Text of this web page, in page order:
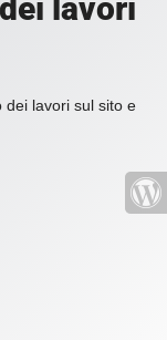
lavori
dei lavori sul sito e